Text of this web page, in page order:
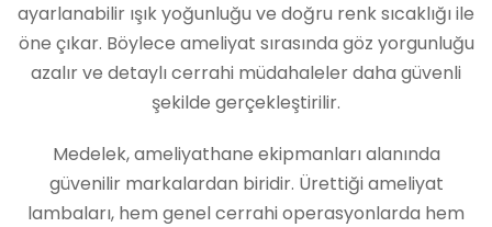
ayarlanabilir ışık yoğunluğu ve doğru renk sıcaklığı ile
öne çıkar. Böylece ameliyat sırasında göz yorgunluğu
azalır ve detaylı cerrahi müdahaleler daha güvenli
şekilde gerçekleştirilir.
Medelek, ameliyathane ekipmanları alanında
güvenilir markalardan biridir. Ürettiği ameliyat
lambaları, hem genel cerrahi operasyonlarda hem